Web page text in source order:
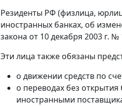
Резиденты РФ (физлица,
иностранных банках, об
закона от 10 декабря 2003 г. №
Эти лица также обязаны
о движении средств по
о переводах без
иностранными